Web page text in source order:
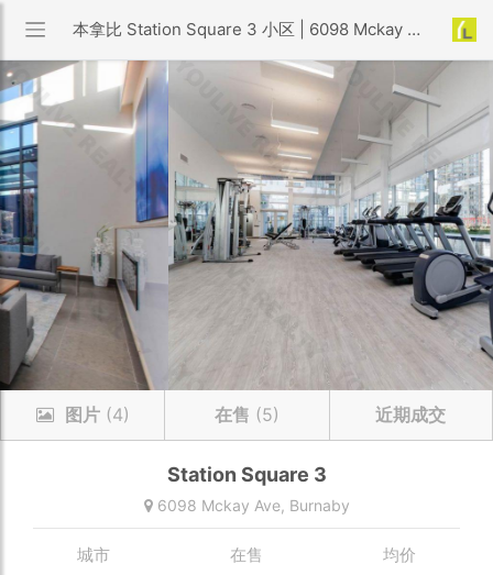
本拿比 Station Square 3 小区 | 6098 Mckay Ave
图片(4) 在售 (5) 近期成交
Station Square 3
6098 Mckay Ave, Burnaby
城市 在售 均价